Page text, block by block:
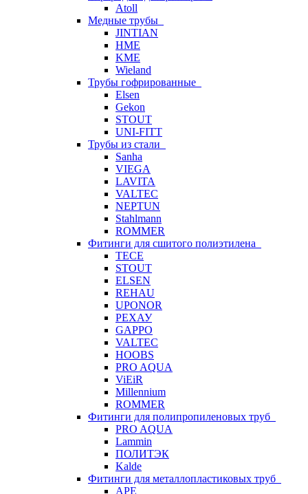
Atoll
Медные трубы
JINTIAN
HME
KME
Wieland
Трубы гофрированные
Elsen
Gekon
STOUT
UNI-FITT
Трубы из стали
Sanha
VIEGA
LAVITA
VALTEC
NEPTUN
Stahlmann
ROMMER
Фитинги для сшитого полиэтилена
TECE
STOUT
ELSEN
REHAU
UPONOR
РЕХАУ
GAPPO
VALTEC
HOOBS
PRO AQUA
ViEiR
Millennium
ROMMER
Фитинги для полипропиленовых труб
PRO AQUA
Lammin
ПОЛИТЭК
Kalde
Фитинги для металлопластиковых труб
APE